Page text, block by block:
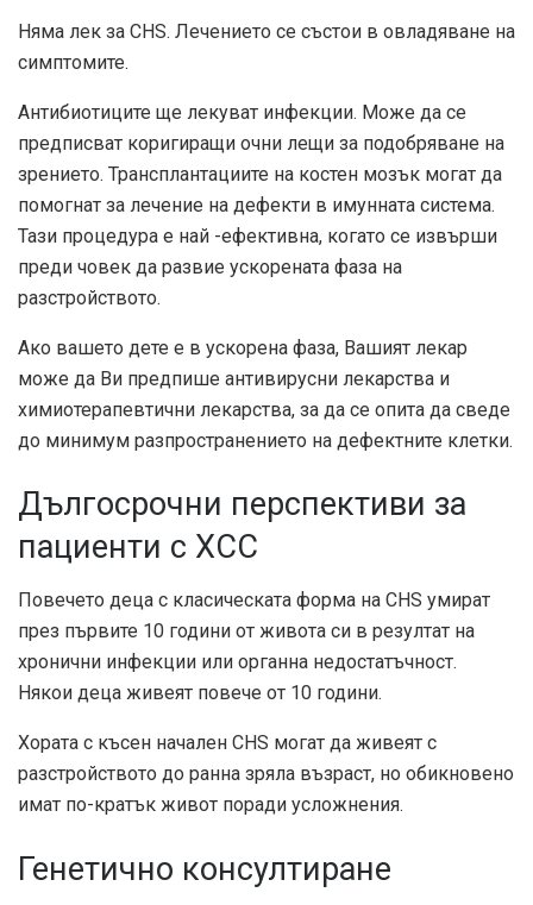
Няма лек за CHS. Лечението се състои в овладяване на
симптомите.
Антибиотиците ще лекуват инфекции. Може да се
предписват коригиращи очни лещи за подобряване на
зрението. Трансплантациите на костен мозък могат да
помогнат за лечение на дефекти в имунната система.
Тази процедура е най -ефективна, когато се извърши
преди човек да развие ускорената фаза на
разстройството.
Ако вашето дете е в ускорена фаза, Вашият лекар
може да Ви предпише антивирусни лекарства и
химиотерапевтични лекарства, за да се опита да сведе
до минимум разпространението на дефектните клетки.
Дългосрочни перспективи за
пациенти с ХСС
Повечето деца с класическата форма на CHS умират
през първите 10 години от живота си в резултат на
хронични инфекции или органна недостатъчност.
Някои деца живеят повече от 10 години.
Хората с късен начален CHS могат да живеят с
разстройството до ранна зряла възраст, но обикновено
имат по-кратък живот поради усложнения.
Генетично консултиране